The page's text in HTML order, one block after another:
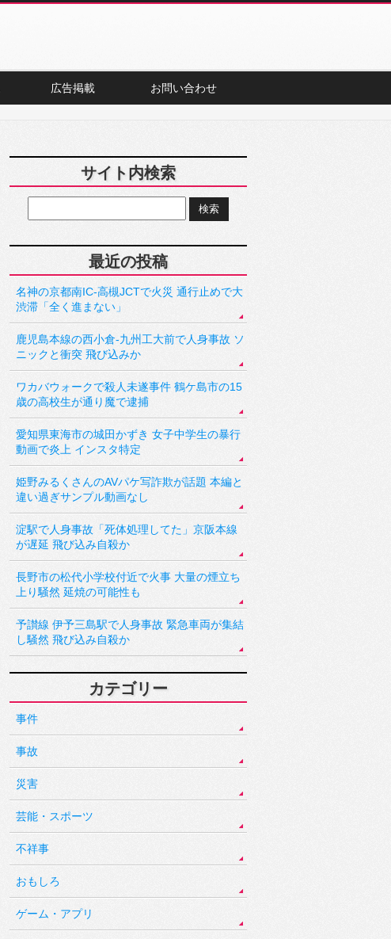
広告掲載 お問い合わせ
サイト内検索
最近の投稿
名神の京都南IC-高槻JCTで火災 通行止めで大
渋滞「全く進まない」
鹿児島本線の西小倉-九州工大前で人身事故 ソ
ニックと衝突 飛び込みか
ワカバウォークで殺人未遂事件 鶴ケ島市の15
歳の高校生が通り魔で逮捕
愛知県東海市の城田かずき 女子中学生の暴行
動画で炎上 インスタ特定
姫野みるくさんのAVパケ写詐欺が話題 本編と
違い過ぎサンプル動画なし
淀駅で人身事故「死体処理してた」京阪本線
が遅延 飛び込み自殺か
長野市の松代小学校付近で火事 大量の煙立ち
上り騒然 延焼の可能性も
予讃線 伊予三島駅で人身事故 緊急車両が集結
し騒然 飛び込み自殺か
カテゴリー
事件
事故
災害
芸能・スポーツ
不祥事
おもしろ
ゲーム・アプリ